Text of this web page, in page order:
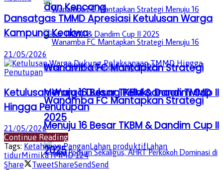
Wanamba FC Mantapkan Strategi
Menuju 16 Besar TKBM & Dandim Cup II
2025
dan Kencang
Wanamba FC Mantapkan Strategi
Menuju 16 Besar TKBM & Dandim Cup II
2025
Dansatgas TMMD Apresiasi Ketulusan Warga
Kampung Keakwa
21/05/2026
Ketulusan Warga Dukung Pelaksanaan TMMD
Hingga Penutupan
21/05/2026
Continue Reading
Tags: Ketahanan PanganLahan produktifLahan
tidurMimikaTMMD 124
Share
TweetShareSendSend